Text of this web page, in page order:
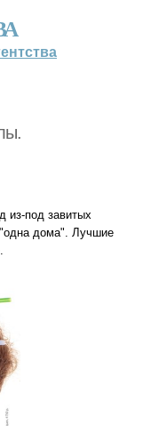
из-под завитых
"одна дома". Лучшие